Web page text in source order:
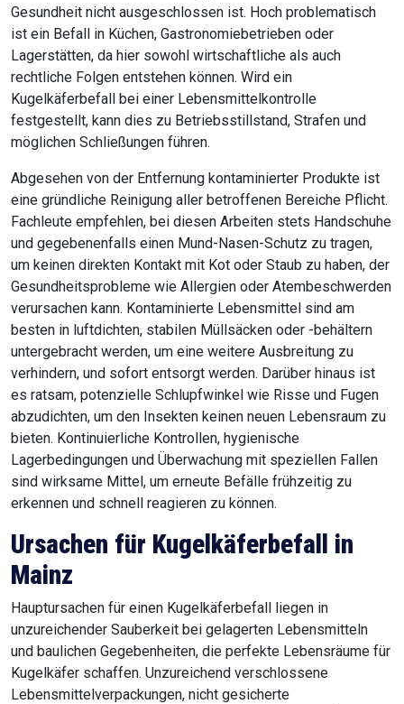
Gesundheit nicht ausgeschlossen ist. Hoch problematisch
ist ein Befall in Küchen, Gastronomiebetrieben oder
Lagerstätten, da hier sowohl wirtschaftliche als auch
rechtliche Folgen entstehen können. Wird ein
Kugelkäferbefall bei einer Lebensmittelkontrolle
festgestellt, kann dies zu Betriebsstillstand, Strafen und
möglichen Schließungen führen.
Abgesehen von der Entfernung kontaminierter Produkte ist
eine gründliche Reinigung aller betroffenen Bereiche Pflicht.
Fachleute empfehlen, bei diesen Arbeiten stets Handschuhe
und gegebenenfalls einen Mund-Nasen-Schutz zu tragen,
um keinen direkten Kontakt mit Kot oder Staub zu haben, der
Gesundheitsprobleme wie Allergien oder Atembeschwerden
verursachen kann. Kontaminierte Lebensmittel sind am
besten in luftdichten, stabilen Müllsäcken oder -behältern
untergebracht werden, um eine weitere Ausbreitung zu
verhindern, und sofort entsorgt werden. Darüber hinaus ist
es ratsam, potenzielle Schlupfwinkel wie Risse und Fugen
abzudichten, um den Insekten keinen neuen Lebensraum zu
bieten. Kontinuierliche Kontrollen, hygienische
Lagerbedingungen und Überwachung mit speziellen Fallen
sind wirksame Mittel, um erneute Befälle frühzeitig zu
erkennen und schnell reagieren zu können.
Ursachen für Kugelkäferbefall in
Mainz
Hauptursachen für einen Kugelkäferbefall liegen in
unzureichender Sauberkeit bei gelagerten Lebensmitteln
und baulichen Gegebenheiten, die perfekte Lebensräume für
Kugelkäfer schaffen. Unzureichend verschlossene
Lebensmittelverpackungen, nicht gesicherte